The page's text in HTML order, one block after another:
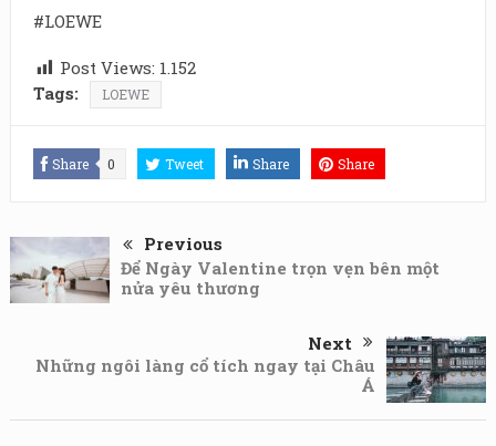
#LOEWE
Post Views: 1.152
Tags:
LOEWE
Share 0 Tweet Share Share
Previous
Để Ngày Valentine trọn vẹn bên một
nửa yêu thương
Next
Những ngôi làng cổ tích ngay tại Châu
Á